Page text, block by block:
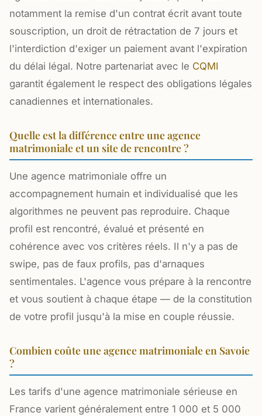
notamment la remise d'un contrat écrit avant toute
souscription, un droit de rétractation de 7 jours et
l'interdiction d'exiger un paiement avant l'expiration
du délai légal. Notre partenariat avec le CQMI
garantit également le respect des obligations légales
canadiennes et internationales.
Quelle est la différence entre une agence
matrimoniale et un site de rencontre ?
Une agence matrimoniale offre un
accompagnement humain et individualisé que les
algorithmes ne peuvent pas reproduire. Chaque
profil est rencontré, évalué et présenté en
cohérence avec vos critères réels. Il n'y a pas de
swipe, pas de faux profils, pas d'arnaques
sentimentales. L'agence vous prépare à la rencontre
et vous soutient à chaque étape — de la constitution
de votre profil jusqu'à la mise en couple réussie.
Combien coûte une agence matrimoniale en Savoie
?
Les tarifs d'une agence matrimoniale sérieuse en
France varient généralement entre 1 000 et 5 000